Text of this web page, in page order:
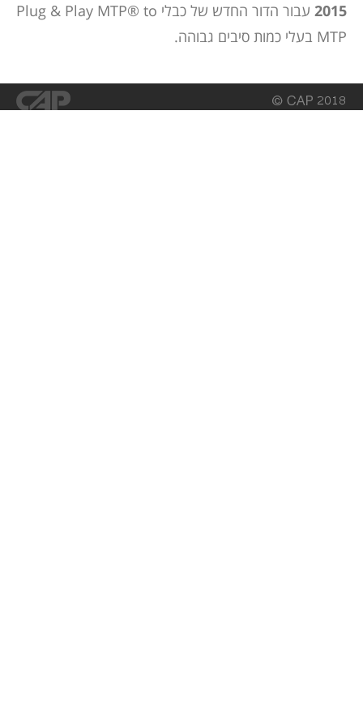
2015
עבור הדור החדש של כבלי Plug & Play MTP® to
MTP בעלי כמות סיבים גבוהה.